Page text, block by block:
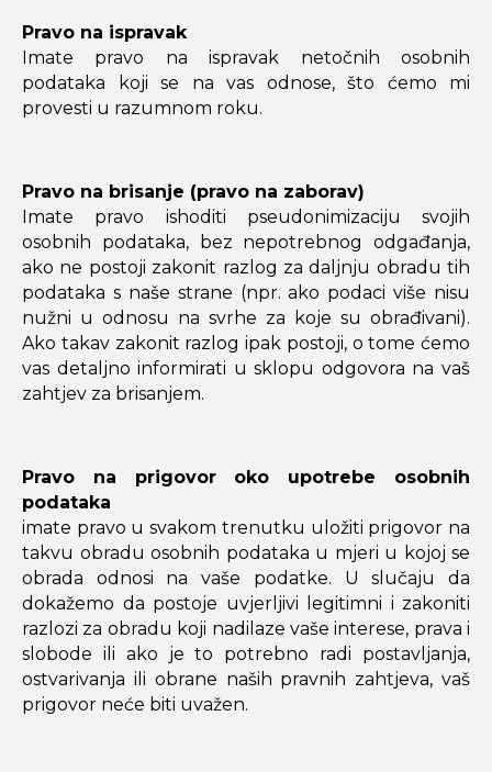
Pravo na ispravak
Imate pravo na ispravak netočnih osobnih
podataka koji se na vas odnose, što ćemo mi
provesti u razumnom roku.
Pravo na brisanje (pravo na zaborav)
Imate pravo ishoditi pseudonimizaciju svojih
osobnih podataka, bez nepotrebnog odgađanja,
ako ne postoji zakonit razlog za daljnju obradu tih
podataka s naše strane (npr. ako podaci više nisu
nužni u odnosu na svrhe za koje su obrađivani).
Ako takav zakonit razlog ipak postoji, o tome ćemo
vas detaljno informirati u sklopu odgovora na vaš
zahtjev za brisanjem.
Pravo na prigovor oko upotrebe osobnih
podataka
imate pravo u svakom trenutku uložiti prigovor na
takvu obradu osobnih podataka u mjeri u kojoj se
obrada odnosi na vaše podatke. U slučaju da
dokažemo da postoje uvjerljivi legitimni i zakoniti
razlozi za obradu koji nadilaze vaše interese, prava i
slobode ili ako je to potrebno radi postavljanja,
ostvarivanja ili obrane naših pravnih zahtjeva, vaš
prigovor neće biti uvažen.